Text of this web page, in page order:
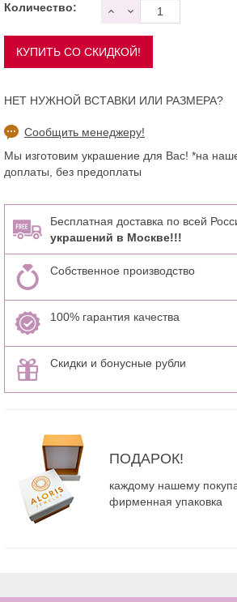
Количество:
НЕТ НУЖНОЙ ВСТАВКИ ИЛИ РАЗМЕРА?
Сообщить менеджеру!
Мы изготовим украшение для Вас! *на
доплаты, без предоплаты
Бесплатная доставка по всей
украшений в Москве!!!
Собственное производство
100% гарантия качества
Скидки и бонусные рубли
ПОДАРОК!
каждому нашему
фирменная упаковка